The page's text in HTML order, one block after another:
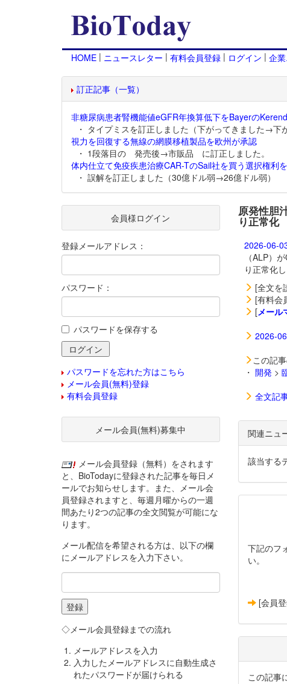
HOME | ニュースレター | 有料会員登録 | ログイン | 企
訂正記事（一覧）
非糖尿病患者腎機能値eGFR年換算低下をBayerの
・ タイプミスを訂正しました（下がってきました→下
視力を回復する無線の網膜移植製品を欧州が承認
・ 1段落目の 発売後→市販品 に訂正しました。
体内仕立て免疫疾患治療CAR-TのSail社を買う選択権利
・ 誤解を訂正しました（30億ドル弱→26億ドル弱）
原発性胆
り正常化
2026-06-
（ALP）
り正常化
[全文を
[有料会
[メール
2026-
この記
・ 開発 >
全文記
関連ニュ
該当する
下記のフ
い。
[会員登
この記事
会員様ログイン
登録メールアドレス：
パスワード：
パスワードを保存する
パスワードを忘れた方はこちら
メール会員(無料)登録
有料会員登録
メール会員(無料)募集中
メール会員登録（無料）をされます
と、BioTodayに登録された記事を毎日メ
ールでお知らせします。また、メール会
員登録されますと、毎週月曜からの一週
間あたり2つの記事の全文閲覧が可能にな
ります。
メール配信を希望される方は、以下の欄
にメールアドレスを入力下さい。
◇メール会員登録までの流れ
メールアドレスを入力
入力したメールアドレスに自動生成さ
れたパスワードが届けられる